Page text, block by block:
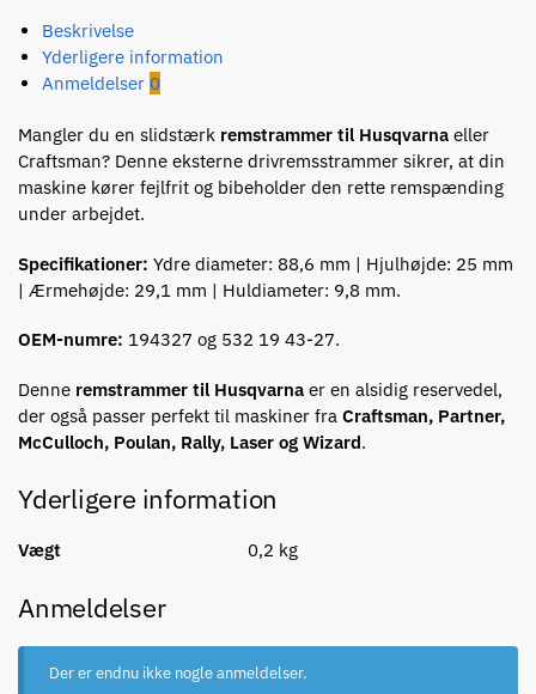
Beskrivelse
Yderligere information
Anmeldelser 0
Mangler du en slidstærk remstrammer til Husqvarna eller
Craftsman? Denne eksterne drivremsstrammer sikrer, at din
maskine kører fejlfrit og bibeholder den rette remspænding
under arbejdet.
Specifikationer: Ydre diameter: 88,6 mm | Hjulhøjde: 25 mm
| Ærmehøjde: 29,1 mm | Huldiameter: 9,8 mm.
OEM-numre: 194327 og 532 19 43-27.
Denne remstrammer til Husqvarna er en alsidig reservedel,
der også passer perfekt til maskiner fra Craftsman, Partner,
McCulloch, Poulan, Rally, Laser og Wizard.
Yderligere information
Vægt 0,2 kg
Anmeldelser
Der er endnu ikke nogle anmeldelser.